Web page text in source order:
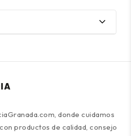
donde cuidamos
productos de calidad, consejo